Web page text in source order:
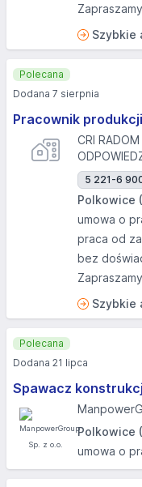
Szybkie
Pracownik
CRI
5 221-6
Polkowice
umowa o
praca od
bez
Szybkie
Polecana
Dodana 7 sierpnia
Spawacz
Polkowice
umowa o
Polecana
Dodana 21 lipca